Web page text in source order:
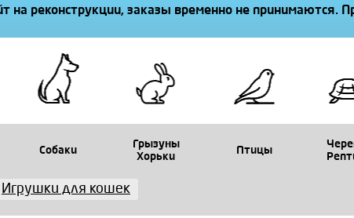
на реконструкции, заказы временно не принимаются.
Собаки
Грызуны
Хорьки
Птицы
Игрушки для кошек